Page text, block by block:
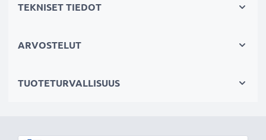
Tyyppi / Koko:A27
Mitat (yksikkö) n.:
Teknologia:Alkali Mangan (Zn / MnO2)
TEKNISET TIEDOT
ARVOSTELUT
TUOTETURVALLISUUS